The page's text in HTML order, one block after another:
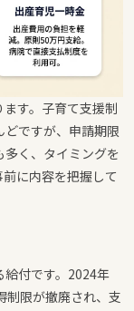
す。子育て支援制
ですが、申請期限
く、タイミングを
に内容を把握して
給付です。2024年
制限が撤廃され、支